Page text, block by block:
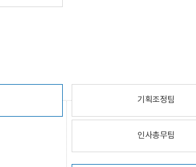
기획조정팀
인사총무팀